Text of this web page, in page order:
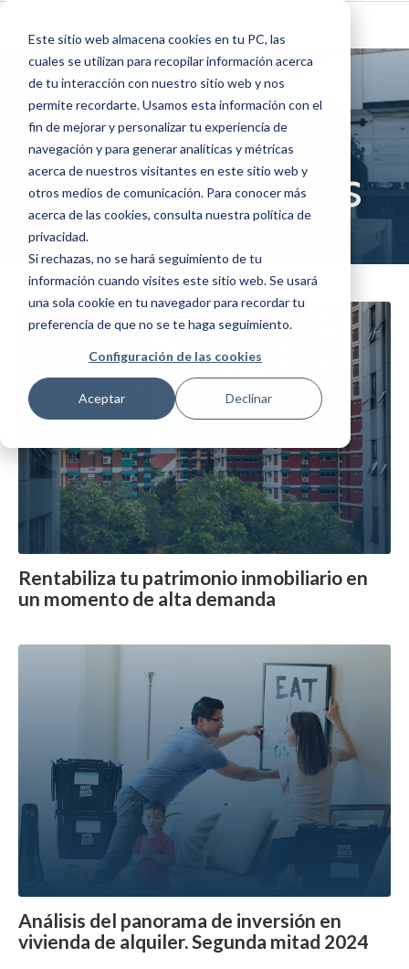
Este sitio web almacena cookies en tu PC, las
cuales se utilizan para recopilar información acerca
de tu interacción con nuestro sitio web y nos
permite recordarte. Usamos esta información con el
fin de mejorar y personalizar tu experiencia de
navegación y para generar analíticas y métricas
acerca de nuestros visitantes en este sitio web y
otros medios de comunicación. Para conocer más
acerca de las cookies, consulta nuestra política de
privacidad.
Si rechazas, no se hará seguimiento de tu
información cuando visites este sitio web. Se usará
una sola cookie en tu navegador para recordar tu
preferencia de que no se te haga seguimiento.
Configuración de las cookies
Aceptar Declinar
Noticias
inmobiliarias
Rentabiliza tu patrimonio inmobiliario en
un momento de alta demanda
Análisis del panorama de inversión en
vivienda de alquiler. Segunda mitad 2024